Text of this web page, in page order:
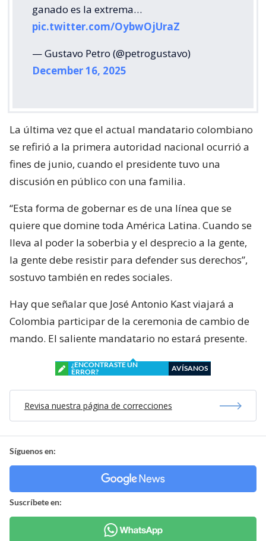
ganado es la extrema…
pic.twitter.com/OybwOjUraZ
— Gustavo Petro (@petrogustavo)
December 16, 2025
La última vez que el actual mandatario colombiano
se refirió a la primera autoridad nacional ocurrió a
fines de junio, cuando el presidente tuvo una
discusión en público con una familia.
“Esta forma de gobernar es de una línea que se
quiere que domine toda América Latina. Cuando se
lleva al poder la soberbia y el desprecio a la gente,
la gente debe resistir para defender sus derechos”,
sostuvo también en redes sociales.
Hay que señalar que José Antonio Kast viajará a
Colombia participar de la ceremonia de cambio de
mando. El saliente mandatario no estará presente.
¿ENCONTRASTE UN
ERROR?
AVÍSANOS
Revisa nuestra página de correcciones
Síguenos en:
Suscríbete en: